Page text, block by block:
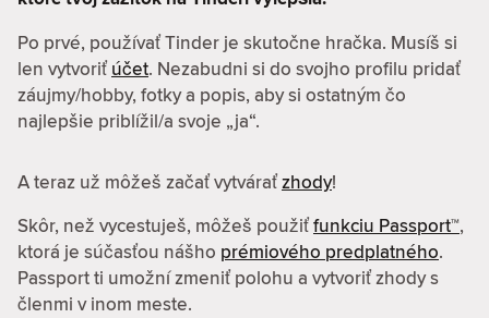
Po prvé, používať Tinder je skutočne hračka. Musíš si
len vytvoriť účet. Nezabudni si do svojho profilu pridať
záujmy/hobby, fotky a popis, aby si ostatným čo
najlepšie priblížil/a svoje „ja“.
A teraz už môžeš začať vytváraťzhody!
Skôr, než vycestuješ, môžeš použiťfunkciu Passport™,
ktorá je súčasťou nášho prémiového predplatného.
Passport ti umožní zmeniť polohu a vytvoriť zhody s
členmi v inom meste.